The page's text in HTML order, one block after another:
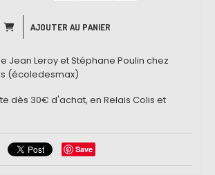
AJOUTER AU PANIER
Jean Leroy et Stéphane Poulin chez
(écoledesmax)
dès 30€ d'achat, en Relais Colis et
Save